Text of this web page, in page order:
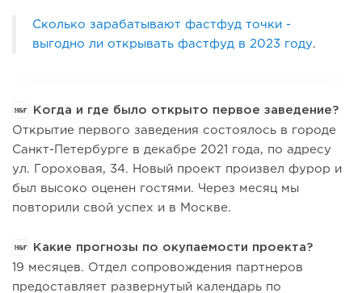
Сколько зарабатывают фастфуд точки -
выгодно ли открывать фастфуд в 2023 году.
Когда и где было открыто первое заведение?
Открытие первого заведения состоялось в городе
Санкт-Петербурге в декабре 2021 года, по адресу
ул. Гороховая, 34. Новый проект произвел фурор и
был высоко оценен гостями. Через месяц мы
повторили свой успех и в Москве.
Какие прогнозы по окупаемости проекта?
19 месяцев. Отдел сопровождения партнеров
предоставляет развернутый календарь по